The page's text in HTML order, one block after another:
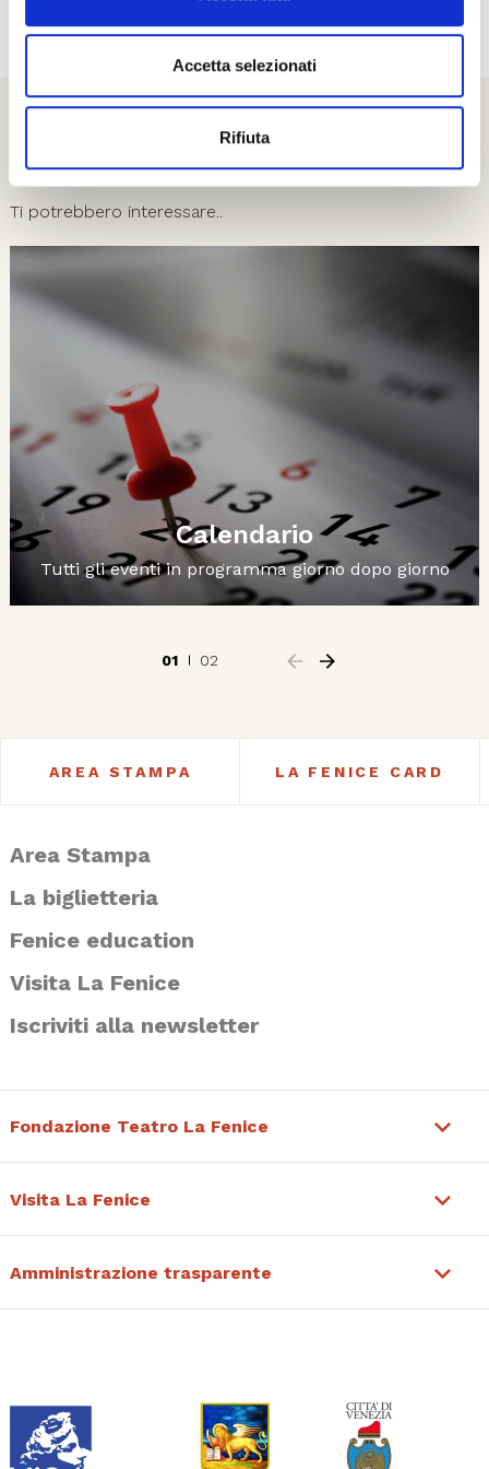
Accetta selezionati
Rifiuta
Esplora
Ti potrebbero interessare..
Calendario
Tutti gli eventi in programma giorno dopo giorno
01 02
AREA STAMPA LA FENICE CARD
Area Stampa
La biglietteria
Fenice education
Visita La Fenice
Iscriviti alla newsletter
Fondazione Teatro La Fenice
Visita La Fenice
Amministrazione trasparente